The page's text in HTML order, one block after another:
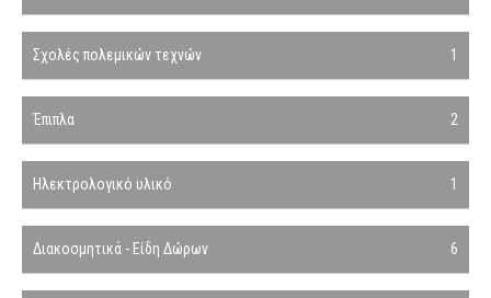
Σχολές πολεμικών τεχνών 1
Έπιπλα 2
Ηλεκτρολογικό υλικό 1
Διακοσμητικά - Είδη Δώρων 6